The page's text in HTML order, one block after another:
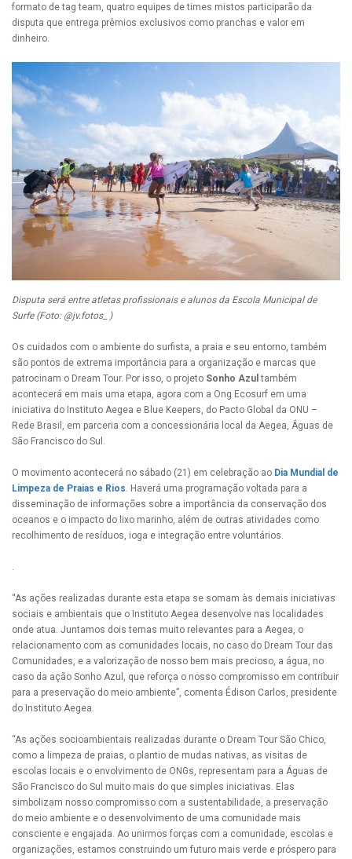
formato de tag team, quatro equipes de times mistos participarão da
disputa que entrega prêmios exclusivos como pranchas e valor em
dinheiro.
Disputa será entre atletas profissionais e alunos da Escola Municipal de
Surfe (Foto: @jv.fotos_ )
Os cuidados com o ambiente do surfista, a praia e seu entorno, também
são pontos de extrema importância para a organização e marcas que
patrocinam o Dream Tour. Por isso, o projeto Sonho Azul também
acontecerá em mais uma etapa, agora com a Ong Ecosurf em uma
iniciativa do Instituto Aegea e Blue Keepers, do Pacto Global da ONU –
Rede Brasil, em parceria com a concessionária local da Aegea, Águas de
São Francisco do Sul.
O movimento acontecerá no sábado (21) em celebração ao Dia Mundial de
Limpeza de Praias e Rios. Haverá uma programação voltada para a
disseminação de informações sobre a importância da conservação dos
oceanos e o impacto do lixo marinho, além de outras atividades como
recolhimento de resíduos, ioga e integração entre voluntários.
.
“As ações realizadas durante esta etapa se somam às demais iniciativas
sociais e ambientais que o Instituto Aegea desenvolve nas localidades
onde atua. Juntamos dois temas muito relevantes para a Aegea, o
relacionamento com as comunidades locais, no caso do Dream Tour das
Comunidades, e a valorização de nosso bem mais precioso, a água, no
caso da ação Sonho Azul, que reforça o nosso compromisso em contribuir
para a preservação do meio ambiente”, comenta Édison Carlos, presidente
do Instituto Aegea.
“As ações socioambientais realizadas durante o Dream Tour São Chico,
como a limpeza de praias, o plantio de mudas nativas, as visitas de
escolas locais e o envolvimento de ONGs, representam para a Águas de
São Francisco do Sul muito mais do que simples iniciativas. Elas
simbolizam nosso compromisso com a sustentabilidade, a preservação
do meio ambiente e o desenvolvimento de uma comunidade mais
consciente e engajada. Ao unirmos forças com a comunidade, escolas e
organizações, estamos construindo um futuro mais verde e próspero para